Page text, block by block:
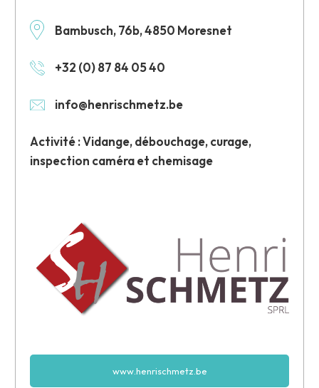
Bambusch, 76b, 4850 Moresnet
+32 (0) 87 84 05 40
info@henrischmetz.be
Activité : Vidange, débouchage, curage,
inspection caméra et chemisage
www.henrischmetz.be